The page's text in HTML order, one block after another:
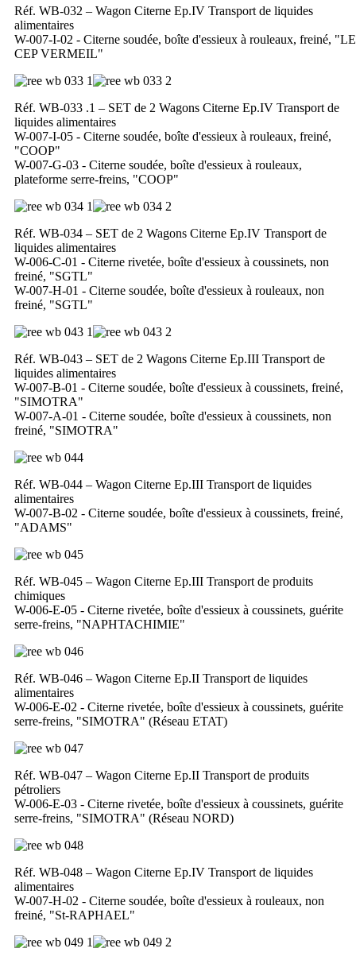
Réf. WB-032 – Wagon Citerne Ep.IV Transport de liquides
alimentaires
W-007-I-02 - Citerne soudée, boîte d'essieux à rouleaux, freiné, "LE
CEP VERMEIL"
Réf. WB-033 .1 – SET de 2 Wagons Citerne Ep.IV Transport de
liquides alimentaires
W-007-I-05 - Citerne soudée, boîte d'essieux à rouleaux, freiné,
"COOP"
W-007-G-03 - Citerne soudée, boîte d'essieux à rouleaux,
plateforme serre-freins, "COOP"
Réf. WB-034 – SET de 2 Wagons Citerne Ep.IV Transport de
liquides alimentaires
W-006-C-01 - Citerne rivetée, boîte d'essieux à coussinets, non
freiné, "SGTL"
W-007-H-01 - Citerne soudée, boîte d'essieux à rouleaux, non
freiné, "SGTL"
Réf. WB-043 – SET de 2 Wagons Citerne Ep.III Transport de
liquides alimentaires
W-007-B-01 - Citerne soudée, boîte d'essieux à coussinets, freiné,
"SIMOTRA"
W-007-A-01 - Citerne soudée, boîte d'essieux à coussinets, non
freiné, "SIMOTRA"
Réf. WB-044 – Wagon Citerne Ep.III Transport de liquides
alimentaires
W-007-B-02 - Citerne soudée, boîte d'essieux à coussinets, freiné,
"ADAMS"
Réf. WB-045 – Wagon Citerne Ep.III Transport de produits
chimiques
W-006-E-05 - Citerne rivetée, boîte d'essieux à coussinets, guérite
serre-freins, "NAPHTACHIMIE"
Réf. WB-046 – Wagon Citerne Ep.II Transport de liquides
alimentaires
W-006-E-02 - Citerne rivetée, boîte d'essieux à coussinets, guérite
serre-freins, "SIMOTRA" (Réseau ETAT)
Réf. WB-047 – Wagon Citerne Ep.II Transport de produits
pétroliers
W-006-E-03 - Citerne rivetée, boîte d'essieux à coussinets, guérite
serre-freins, "SIMOTRA" (Réseau NORD)
Réf. WB-048 – Wagon Citerne Ep.IV Transport de liquides
alimentaires
W-007-H-02 - Citerne soudée, boîte d'essieux à rouleaux, non
freiné, "St-RAPHAEL"